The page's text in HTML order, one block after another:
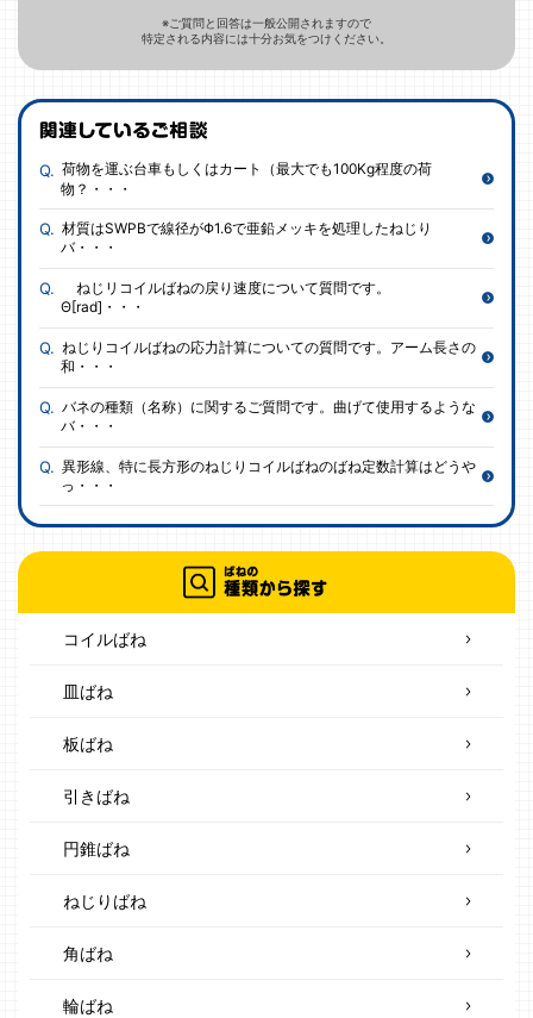
※ご質問と回答は一般公開されますので
特定される内容には十分お気をつけください。
荷物を運ぶ台車もしくはカート（最大でも100Kg程度の荷
物？・・・
材質はSWPBで線径がΦ1.6で亜鉛メッキを処理したねじり
バ・・・
ねじリコイルばねの戻り速度について質問です。
Θ[rad]・・・
ねじりコイルばねの応力計算についての質問です。アーム長さの
和・・・
バネの種類（名称）に関するご質問です。曲げて使用するような
バ・・・
異形線、特に長方形のねじりコイルばねのばね定数計算はどうや
っ・・・
コイルばね
皿ばね
板ばね
引きばね
円錐ばね
ねじりばね
角ばね
輪ばね